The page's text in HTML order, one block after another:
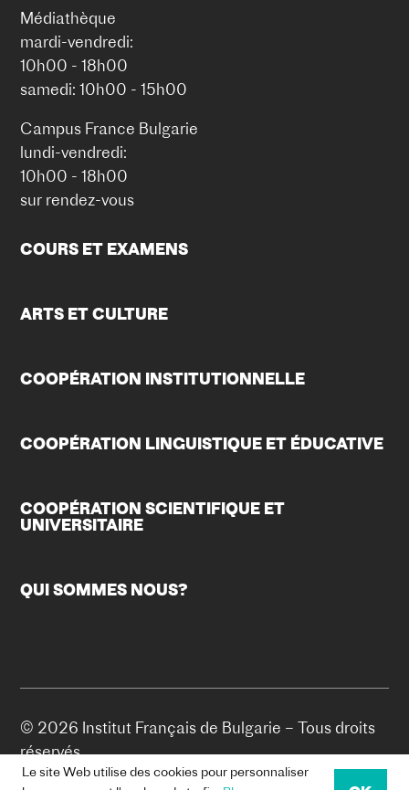
Médiathèque
mardi-vendredi:
10h00 - 18h00
samedi: 10h00 - 15h00
Campus France Bulgarie
lundi-vendredi:
10h00 - 18h00
sur rendez-vous
COURS ET EXAMENS
ARTS ET CULTURE
COOPÉRATION INSTITUTIONNELLE
COOPÉRATION LINGUISTIQUE ET ÉDUCATIVE
COOPÉRATION SCIENTIFIQUE ET
UNIVERSITAIRE
QUI SOMMES NOUS?
© 2026 Institut Français de Bulgarie – Tous droits
réservés.
Le site Web utilise des cookies pour personnaliser